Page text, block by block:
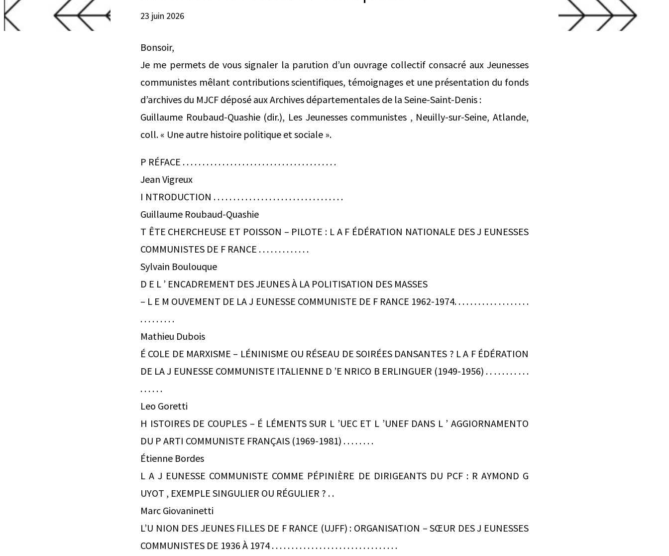
23 juin 2026
Bonsoir,
Je me permets de vous signaler la parution d’un ouvrage collectif consacré aux Jeunesses
communistes mêlant contributions scientifiques, témoignages et une présentation du fonds
d’archives du MJCF déposé aux Archives départementales de la Seine-Saint-Denis :
Guillaume Roubaud-Quashie (dir.), Les Jeunesses communistes , Neuilly-sur-Seine, Atlande,
coll. « Une autre histoire politique et sociale ».
P RÉFACE . . . . . . . . . . . . . . . . . . . . . . . . . . . . . . . . . . . . . . .
Jean Vigreux
I NTRODUCTION . . . . . . . . . . . . . . . . . . . . . . . . . . . . . . . . .
Guillaume Roubaud-Quashie
T ÊTE CHERCHEUSE ET POISSON – PILOTE : L A F ÉDÉRATION NATIONALE DES J EUNESSES
COMMUNISTES DE F RANCE . . . . . . . . . . . . .
Sylvain Boulouque
D E L ’ ENCADREMENT DES JEUNES À LA POLITISATION DES MASSES
– L E M OUVEMENT DE LA J EUNESSE COMMUNISTE DE F RANCE 1962-1974. . . . . . . . . . . . . . . . . . .
. . . . . . . . .
Mathieu Dubois
É COLE DE MARXISME – LÉNINISME OU RÉSEAU DE SOIRÉES DANSANTES ? L A F ÉDÉRATION
DE LA J EUNESSE COMMUNISTE ITALIENNE D ’E NRICO B ERLINGUER (1949-1956) . . . . . . . . . . .
. . . . . .
Leo Goretti
H ISTOIRES DE COUPLES – É LÉMENTS SUR L ’UEC ET L ’UNEF DANS L ’ AGGIORNAMENTO
DU P ARTI COMMUNISTE FRANÇAIS (1969-1981) . . . . . . . .
Étienne Bordes
L A J EUNESSE COMMUNISTE COMME PÉPINIÈRE DE DIRIGEANTS DU PCF : R AYMOND G
UYOT , EXEMPLE SINGULIER OU RÉGULIER ? . .
Marc Giovaninetti
L’U NION DES JEUNES FILLES DE F RANCE (UJFF) : ORGANISATION – SŒUR DES J EUNESSES
COMMUNISTES DE 1936 À 1974 . . . . . . . . . . . . . . . . . . . . . . . . . . . . . . . .